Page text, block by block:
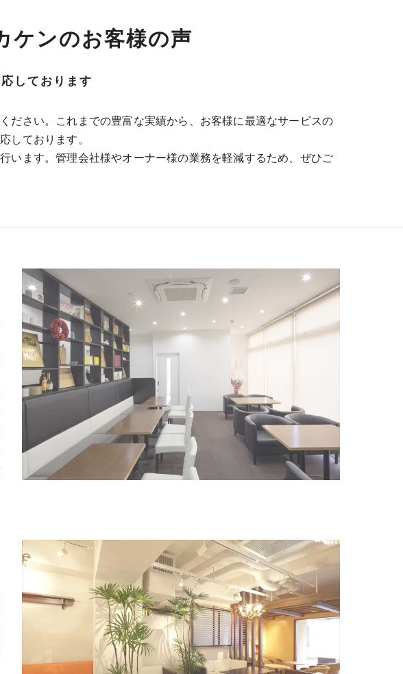
しております
ケンのお客様の声
ださい。これまでの豊富な実績から、お客様に最適なサービスの
しております。
います。管理会社様やオーナー様の業務を軽減するため、ぜひご